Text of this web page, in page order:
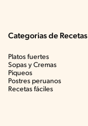
Categorias de Recetas
Platos fuertes
Sopas y Cremas
Piqueos
Postres peruanos
Recetas fáciles